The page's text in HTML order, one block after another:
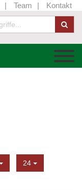
Team Kontakt
Sortierung
24 Anzeige